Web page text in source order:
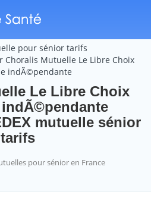
pour sénior tarifs
Mutuelle Le Libre Choix
indÃ©pendante
Le Libre Choix
mutuelle sénior
tarifs
pour sénior en France